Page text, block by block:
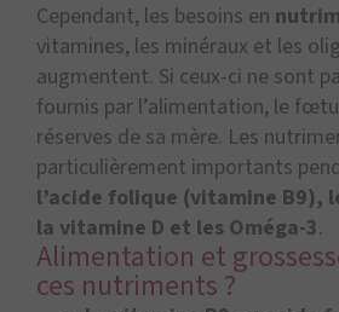
Cependant, les besoins en
vitamines, les minéraux et les
augmentent. Si ceux-ci ne sont
fournis par l’alimentation, le
réserves de sa mère. Les
particulièrement importants
l’acide folique (vitamine B9),
la vitamine D et les Oméga-3.
Alimentation et
ces nutriments ?